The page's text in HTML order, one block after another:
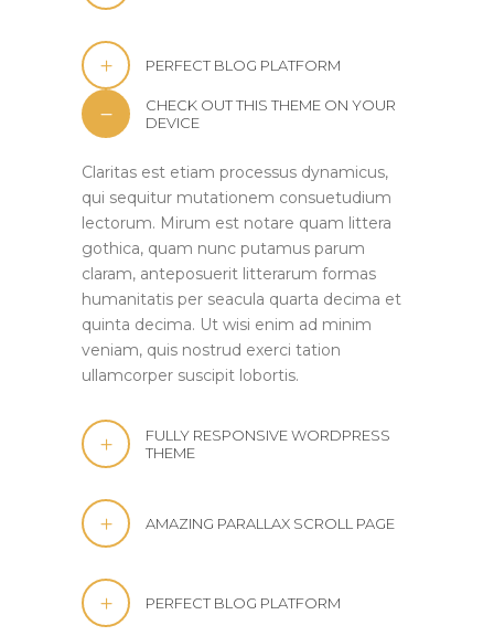
PERFECT BLOG PLATFORM
CHECK OUT THIS THEME ON YOUR
DEVICE
Claritas est etiam processus dynamicus,
qui sequitur mutationem consuetudium
lectorum. Mirum est notare quam littera
gothica, quam nunc putamus parum
claram, anteposuerit litterarum formas
humanitatis per seacula quarta decima et
quinta decima. Ut wisi enim ad minim
veniam, quis nostrud exerci tation
ullamcorper suscipit lobortis.
FULLY RESPONSIVE WORDPRESS
THEME
AMAZING PARALLAX SCROLL PAGE
PERFECT BLOG PLATFORM